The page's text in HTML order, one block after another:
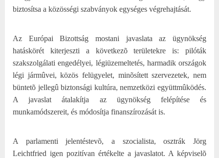
biztosítsa a közösségi szabványok egységes végrehajtását.
Az Európai Bizottság mostani javaslata az ügynökség
hatáskörét kiterjeszti a következõ területekre is: pilóták
szakszolgálati engedélyei, légiüzemeltetés, harmadik országok
légi jármûvei, közös felügyelet, minõsített szervezetek, nem
büntetõ jellegû biztonsági kultúra, nemzetközi együttmûködés.
A javaslat átalakítja az ügynökség felépítése és
munkamódszereit, és módosítja finanszírozását is.
A parlamenti jelentéstevõ, a szocialista, osztrák Jörg
Leichtfried igen pozitívan értékelte a javaslatot. A képviselõ